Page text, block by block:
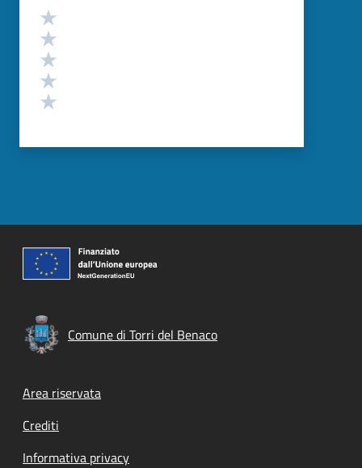
Valutazione
Comune di Torri del Benaco
Footer menu
Area riservata
Crediti
Informativa privacy